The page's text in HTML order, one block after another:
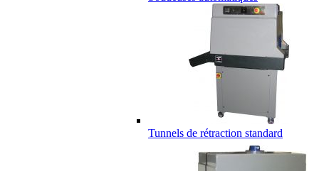
Tunnels de rétraction standard